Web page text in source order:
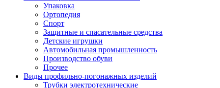
Упаковка
Ортопедия
Спорт
Защитные и спасательные средства
Детские игрушки
Автомобильная промышленность
Производство обуви
Прочее
Виды профильно-погонажных изделий
Трубки электротехнические